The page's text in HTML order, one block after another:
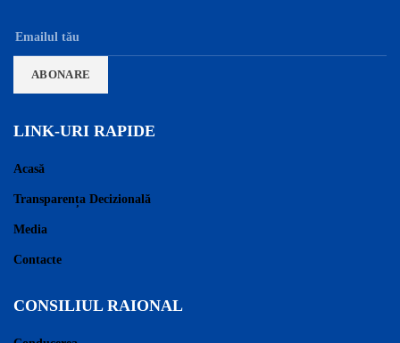
LINK-URI RAPIDE
Acasă
Transparența Decizională
Media
Contacte
CONSILIUL RAIONAL